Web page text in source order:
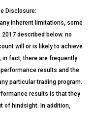
Disclosure:
inherent limitations, some
described below. no
will or is likely to achieve
fact, there are frequently
results and the
particular trading program.
results is that they
of hindsight. In addition,